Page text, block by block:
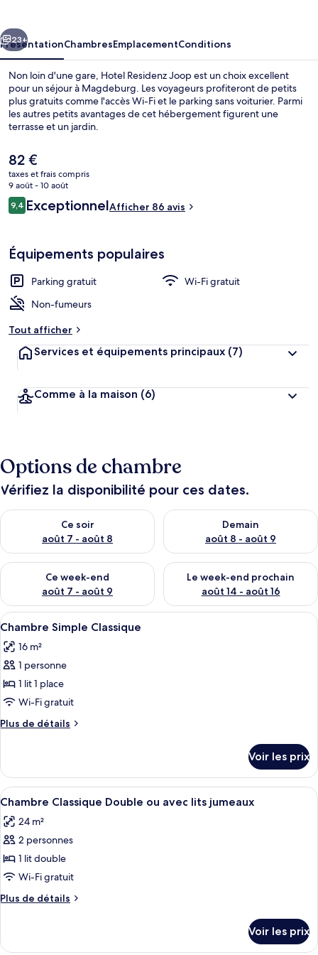
Suivant
23+
PrésentationChambresEmplacementConditions
Non loin d'une gare, Hotel Residenz Joop est un choix excellent
pour un séjour à Magdeburg. Les voyageurs profiteront de petits
plus gratuits comme l'accès Wi-Fi et le parking sans voiturier. Parmi
les autres petits avantages de cet hébergement figurent une
terrasse et un jardin.
Le
prix
actuel
est
de
82 €
taxes et frais compris
9 août - 10 août
Avis
voyageurs
9,49,4 sur 10
ExceptionnelAfficher 86 avis
Équipements populaires
Parking gratuit
Wi-Fi gratuit
Non-fumeurs
Tout afficher
Services et équipements principaux (7)
Comme à la maison (6)
Options de chambre
Vérifiez la disponibilité pour ces dates.
Ce soir
août 7 - août 8
Vérifier la disponibilité pour ce soir août 7 - août 8
Demain
août 8 - août 9
Vérifier la disponibilité pour
Ce week-end
août 7 - août 9
Vérifier la disponibilité pour ce week-end août 7 - août 9
Le week-end prochain
août 14 - août 16
Vérifier la disponibilité pour
Afficher
toutes
les
photos
pour
ce
type
de
Chambre
Simple
Classique
Chambre Simple Classique |
4
Chambre Simple Classique
16 m²
1 personne
1 lit 1 place
Wi-Fi gratuit
Plus de détails
Plus
le
type
de
Chambre
Simple
Voir les prix
Afficher
toutes
les
photos
pour
ce
type
de
Chambre
Une chambre d’hôtel avec un lit, un
7
Chambre Classique Double ou avec lits jumeaux
24 m²
2 personnes
1 lit double
Wi-Fi gratuit
Plus de détails
Plus
le
Voir les prix